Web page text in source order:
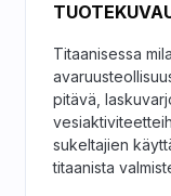
Titaanisessa
pitävä,
sukeltajien
titaanista